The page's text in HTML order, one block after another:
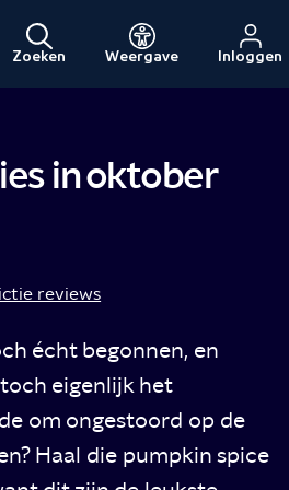
Zoeken Weergave Inloggen
in oktober
reviews
écht begonnen, en
eigenlijk het
om ongestoord op de
Haal die pumpkin spice